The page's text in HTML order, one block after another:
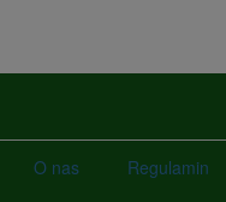
O nas Regulamin